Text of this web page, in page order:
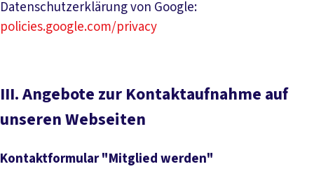
Datenschutzerklärung von Google:
policies.google.com/privacy
III. Angebote zur Kontaktaufnahme auf
unseren Webseiten
Kontaktformular "Mitglied werden"